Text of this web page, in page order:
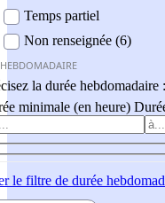
Temps partiel
Non renseignée (6)
la durée hebdomadaire :
minimale (en heure)
le filtre de durée